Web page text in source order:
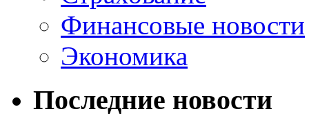
Финансовые новости
Экономика
Последние новости